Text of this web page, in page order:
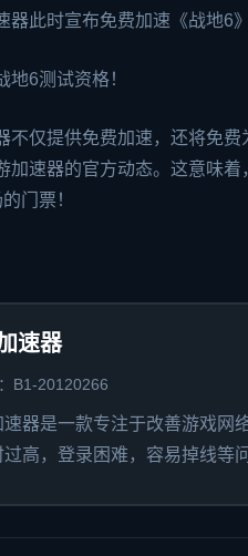
此时宣布免费加速《战地6
6测试资格！
不仅提供免费加速，还将免
加速器的官方动态。这意味
门票！
速器
B1-20120266
速器是一款专注于改善游戏网
过高，登录困难，容易掉线等